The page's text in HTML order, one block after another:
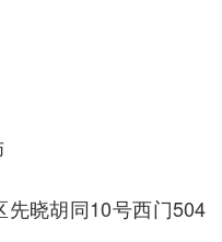
先晓胡同10号西门504